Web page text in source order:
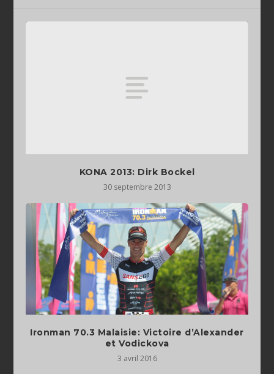
KONA 2013: Dirk Bockel
30 septembre 2013
Ironman 70.3 Malaisie: Victoire d’Alexander
et Vodickova
3 avril 2016